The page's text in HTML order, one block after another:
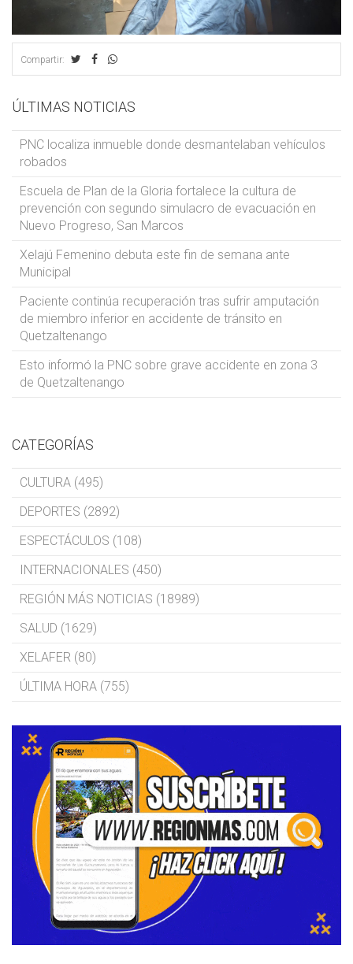
Compartir:
ÚLTIMAS NOTICIAS
PNC localiza inmueble donde desmantelaban vehículos
robados
Escuela de Plan de la Gloria fortalece la cultura de
prevención con segundo simulacro de evacuación en
Nuevo Progreso, San Marcos
Xelajú Femenino debuta este fin de semana ante
Municipal
Paciente continúa recuperación tras sufrir amputación
de miembro inferior en accidente de tránsito en
Quetzaltenango
Esto informó la PNC sobre grave accidente en zona 3
de Quetzaltenango
CATEGORÍAS
CULTURA (495)
DEPORTES (2892)
ESPECTÁCULOS (108)
INTERNACIONALES (450)
REGIÓN MÁS NOTICIAS (18989)
SALUD (1629)
XELAFER (80)
ÚLTIMA HORA (755)